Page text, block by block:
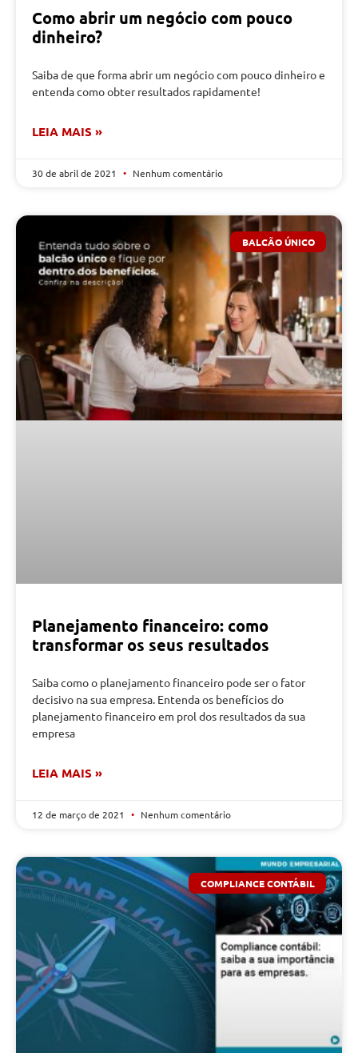
Como abrir um negócio com pouco
dinheiro?
Saiba de que forma abrir um negócio com pouco dinheiro e
entenda como obter resultados rapidamente!
LEIA MAIS »
30 de abril de 2021 Nenhum comentário
BALCÃO ÚNICO
Planejamento financeiro: como
transformar os seus resultados
Saiba como o planejamento financeiro pode ser o fator
decisivo na sua empresa. Entenda os benefícios do
planejamento financeiro em prol dos resultados da sua
empresa
LEIA MAIS »
12 de março de 2021 Nenhum comentário
COMPLIANCE CONTÁBIL